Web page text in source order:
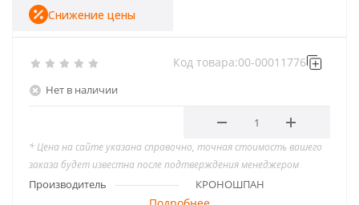
Нет в наличии
Код товара:00-00011776
Снижение цены
* Цена на сайте указана справочно, точная стоимость вашего
заказа будет известна после подтверждения менеджером
Производитель КРОНОШПАН